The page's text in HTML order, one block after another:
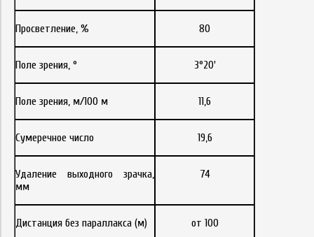
Просветление, % 80
Поле зрения, ° 3°20'
Поле зрения, м/100 м 11,6
Сумеречное число 19,6
Удаление выходного зрачка,
мм
74
Дистанция без параллакса (м) от 100